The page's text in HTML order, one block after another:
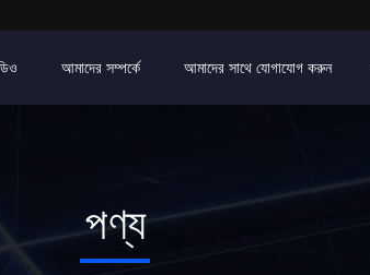
আমাদের সম্পর্কে আমাদের সাথে যোগাযোগ করুন
পণ্য